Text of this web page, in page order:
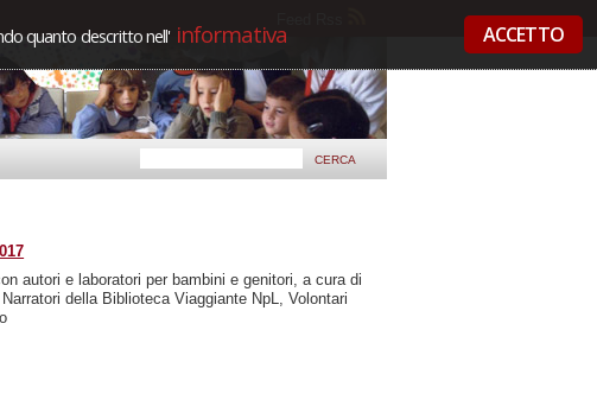
quanto descritto nell' informativa ACCETTO
autori e laboratori per bambini e genitori, a cura di
della Biblioteca Viaggiante NpL, Volontari